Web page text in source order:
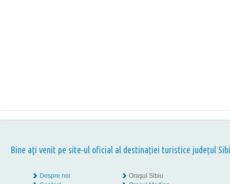
Bine aţi venit pe site-ul oficial al destinației turistice județul
Despre noi
Oraşul Sibiu